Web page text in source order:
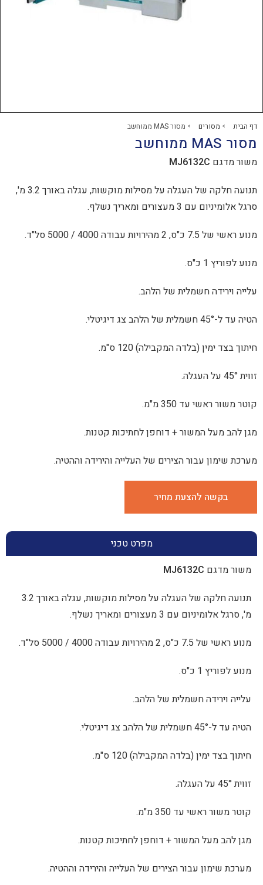
> מסור MAS ממוחשב
MJ6132C
תנועה חלקה של העגלה על מסילות מוקשות, עגלה באורך 3.2 מ',
ומאריך נשלף.
סל"ד.
חשמלית של הלהב.
(בלדה המקבילה) 120 ס"מ.
350 מ"מ.
המשור + דוחפן לחתיכות קטנות.
הצירים של העלייה והירידה וההטיה.
להצעת מחיר
MJ6132C
תנועה חלקה של העגלה על מסילות מוקשות, עגלה באורך 3.2
מעצורים ומאריך נשלף.
/ 5000 סל"ד.
חשמלית של הלהב.
(בלדה המקבילה) 120 ס"מ.
עד 350 מ"מ.
המשור + דוחפן לחתיכות קטנות.
עבור הצירים של העלייה והירידה וההטיה.